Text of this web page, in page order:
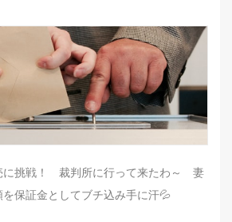
に挑戦！ 裁判所に行って来たわ～ 妻
保証金としてブチ込み手に汗💦